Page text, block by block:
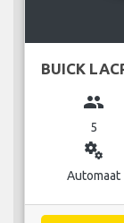
BUICK
group
5
miscellaneous_services
Automaat